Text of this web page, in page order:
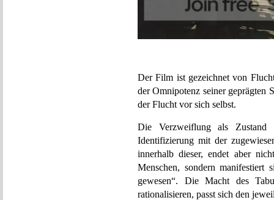
Der Film ist gezeichnet von
der Omnipotenz seiner geprägten
der Flucht vor sich selbst.
Die Verzweiflung als
Identifizierung mit der
innerhalb dieser, endet aber
Menschen, sondern manifestiert
gewesen“. Die Macht des
rationalisieren, passt sich den